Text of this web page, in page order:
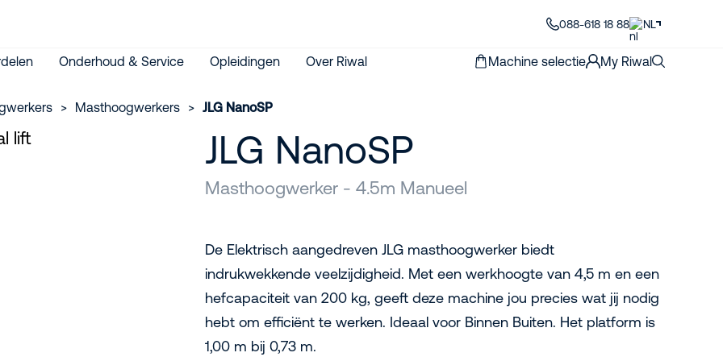
088-618 18 88 NL
Onderhoud & Service Opleidingen Over Riwal Machine selectie My Riwal
> Masthoogwerkers > JLG NanoSP
JLG NanoSP
Masthoogwerker - 4.5m Manueel
De Elektrisch aangedreven JLG masthoogwerker biedt
indrukwekkende veelzijdigheid. Met een werkhoogte van 4,5 m en een
hefcapaciteit van 200 kg, geeft deze machine jou precies wat jij nodig
hebt om efficiënt te werken. Ideaal voor Binnen Buiten. Het platform is
1,00 m bij 0,73 m.